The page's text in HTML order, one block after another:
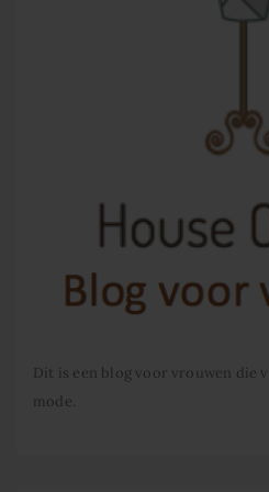
Dit is een blog voor vrouwen die
mode.